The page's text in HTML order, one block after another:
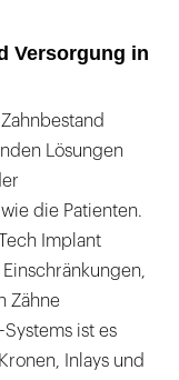
Versorgung in
Lösungen
die Patienten.
Implant
Zähne
ist es
Inlays und